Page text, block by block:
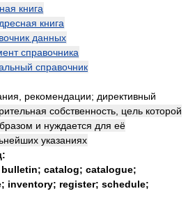
книга
книга
данных
справочника
справочник
рекомендации; директивный
собственность, цель которой
и нуждается для её
указаниях
catalog; catalogue;
inventory; register; schedule;